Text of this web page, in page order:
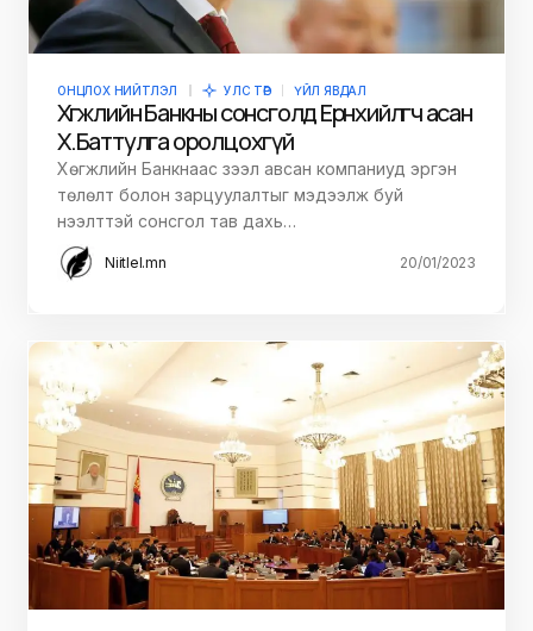
ОНЦЛОХ НИЙТЛЭЛ УЛС ТӨР ҮЙЛ ЯВДАЛ
Хөгжлийн Банкны сонсголд Ерөнхийлөгч асан
Х.Баттулга оролцохгүй
Хөгжлийн Банкнаас зээл авсан компаниуд эргэн
төлөлт болон зарцуулалтыг мэдээлж буй
нээлттэй сонсгол тав дахь…
Niitlel.mn 20/01/2023